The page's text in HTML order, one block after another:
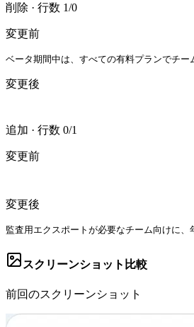
削除 · 行数 1/0
変更前
ベータ期間中は、すべての有料プランでチー
変更後
追加 · 行数 0/1
変更前
変更後
監査用エクスポートが必要なチーム向けに、
スクリーンショット比較
前回のスクリーンショット